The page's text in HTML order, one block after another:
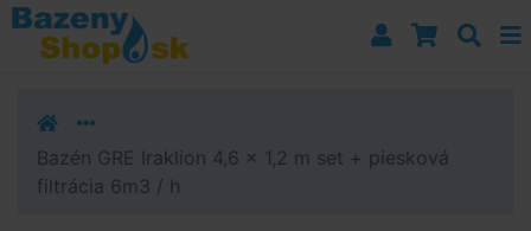
Prejsť k navigácii
Prejsť na obsah
Prejsť k bočnému stĺpci
Bazén GRE Iraklion 4,6 x 1,2 m set + piesková
filtrácia 6m3 / h